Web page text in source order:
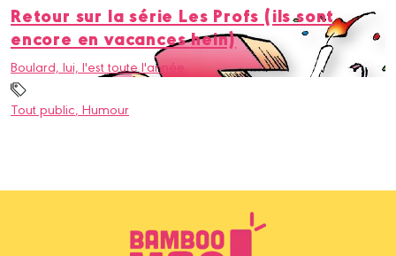
Retour sur la série Les Profs (ils sont
encore en vacances hein)
Boulard, lui, l'est toute l'année.
Tout public, Humour